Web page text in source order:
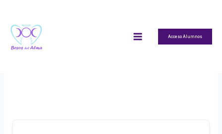
contenido
Acceso Alumnos